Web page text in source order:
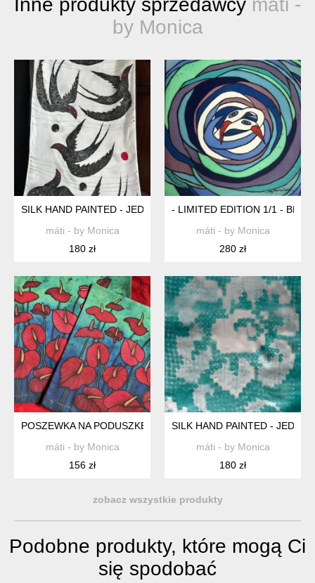
by Monica
SILK HAND PAINTED - JEDYNY TAKI - JEDWABNY SZAL
máti - by Monica
180 zł
- LIMITED EDITION 1/1 - BLUE
máti - by Monica
280 zł
POSZEWKA NA PODUSZKĘ - AUTORSKA LIMITOWANA SERIA
máti - by Monica
156 zł
SILK HAND PAINTED -
máti - by Monica
180 zł
zobacz wszystkie produkty
Podobne produkty, które mogą Ci
się spodobać